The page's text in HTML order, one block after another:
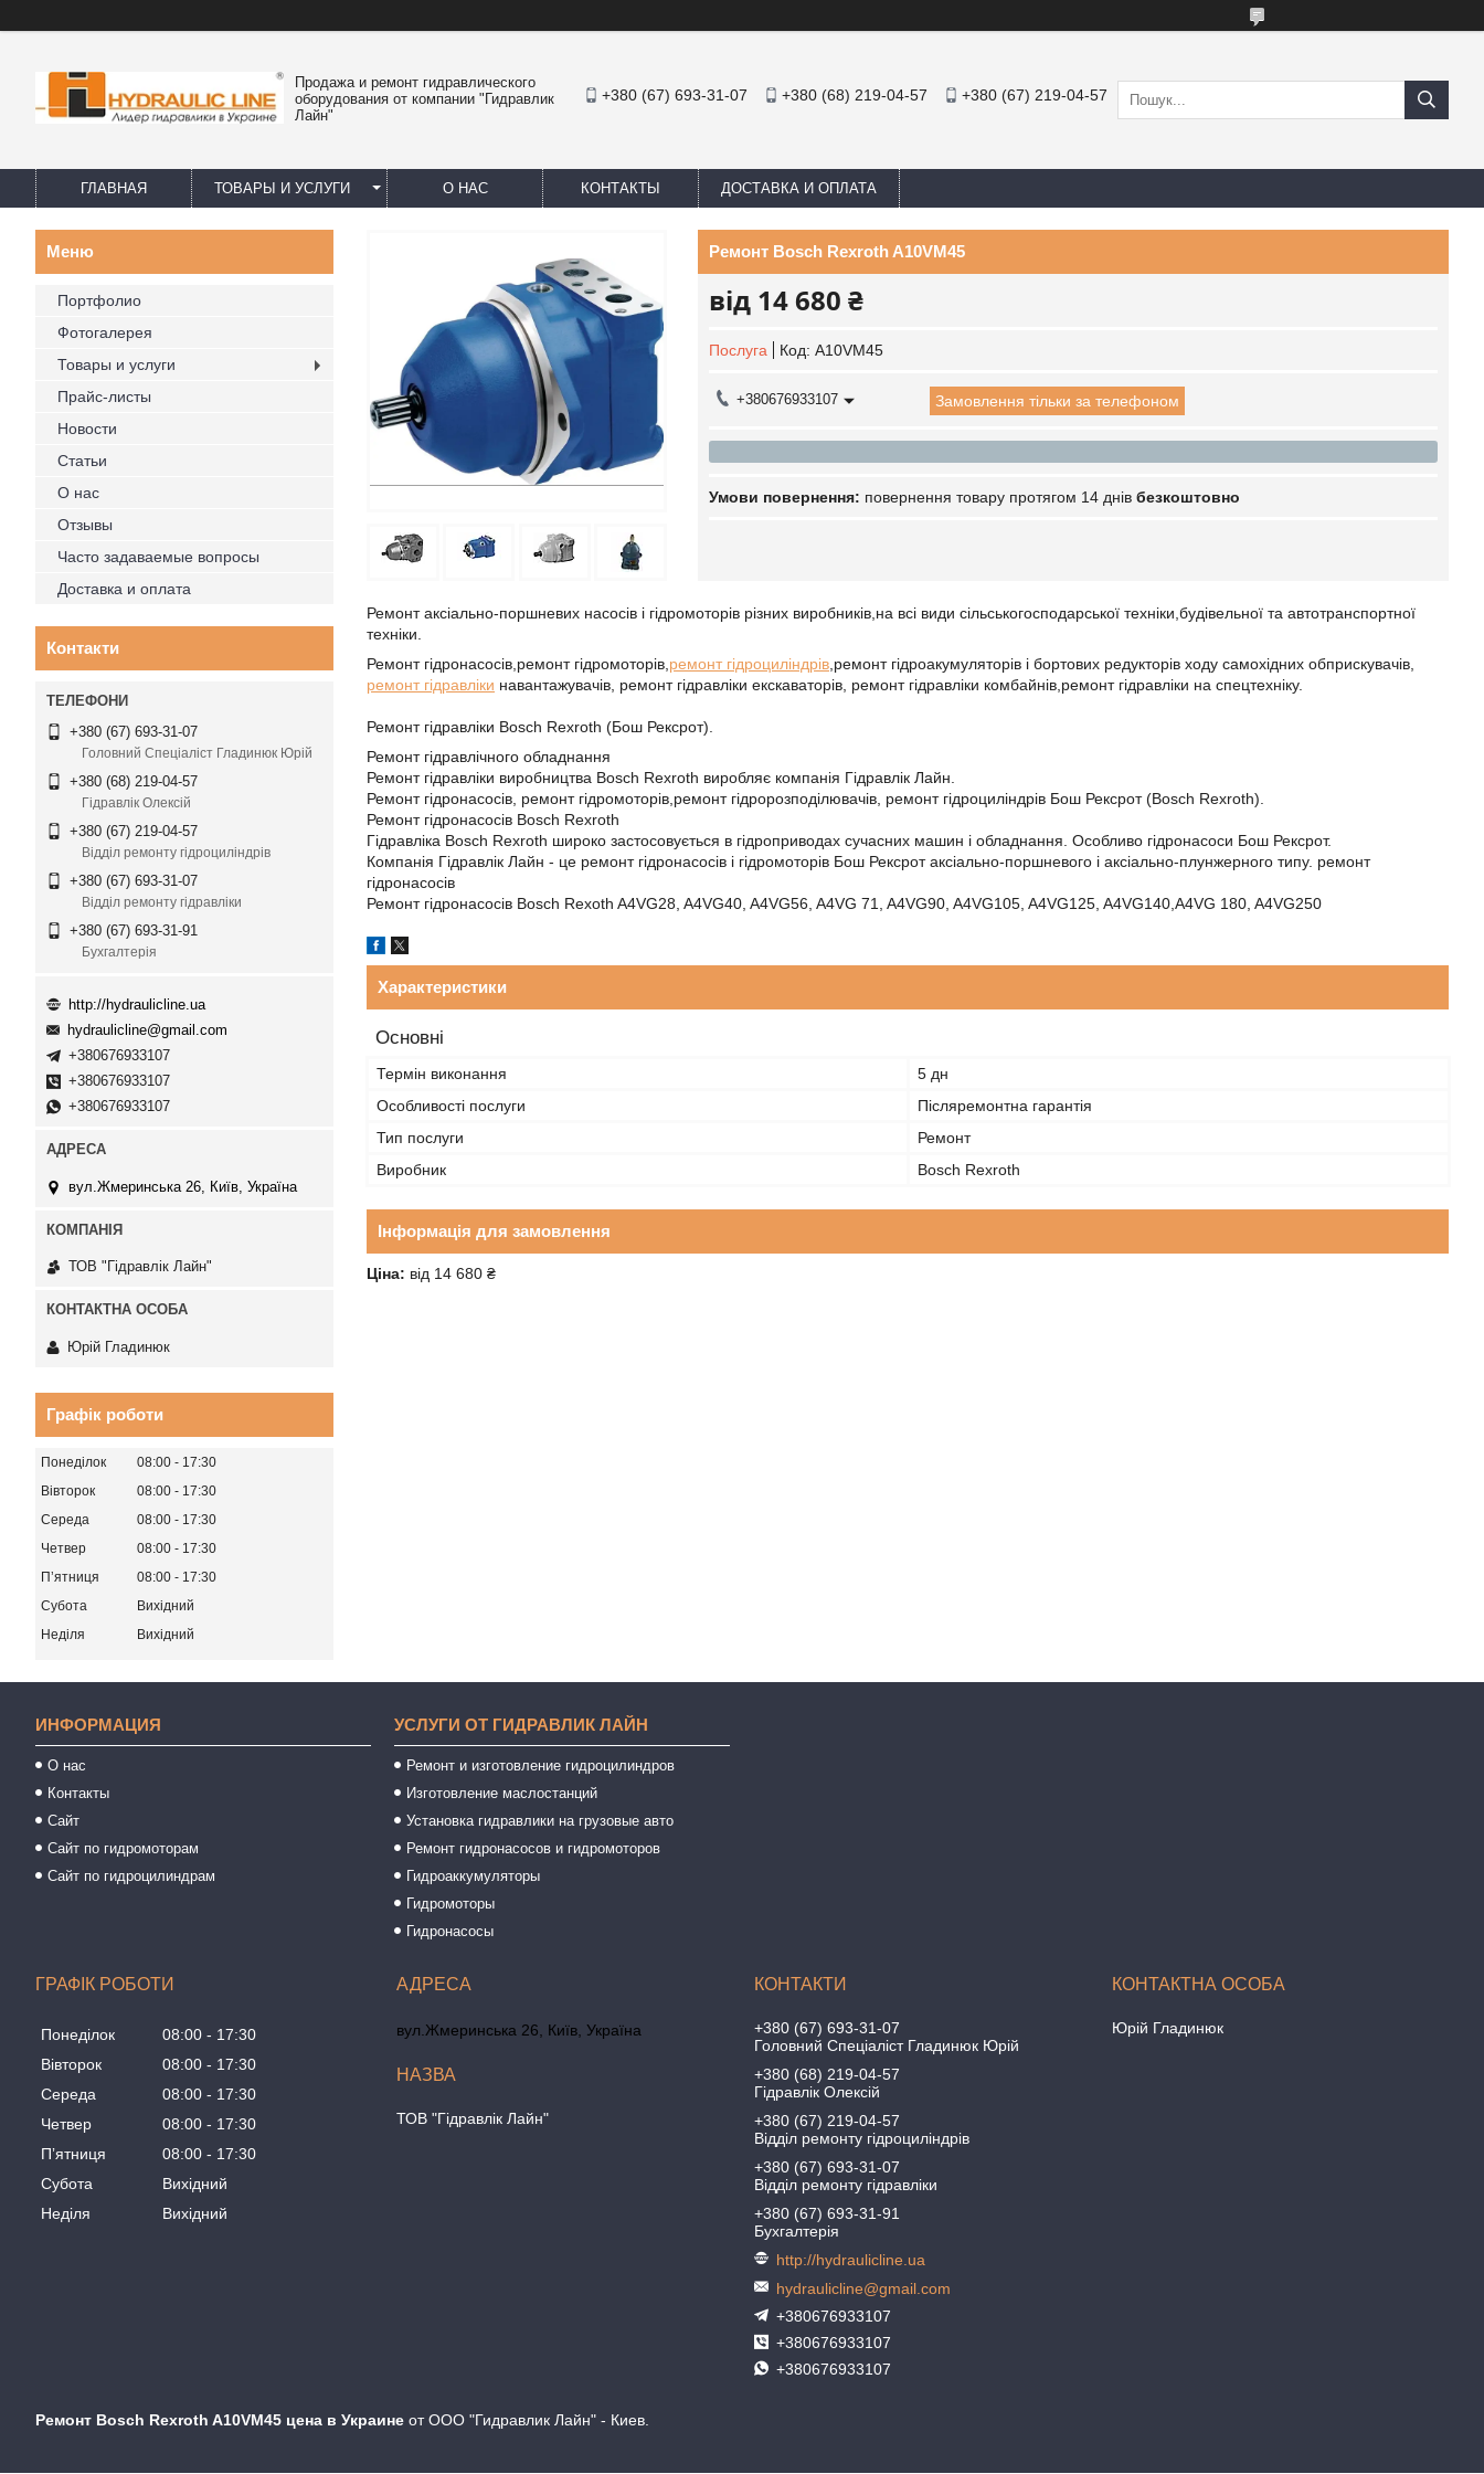
Продажа и ремонт гидравлического
оборудования от компании "Гидравлик
Лайн"
+380 (67) 693-31-07 +380 (68) 219-04-57 +380 (67) 219-04-57
ГЛАВНАЯ ТОВАРЫ И УСЛУГИ О НАС КОНТАКТЫ ДОСТАВКА И ОПЛАТА
Ремонт Bosch Rexroth A10VM45
від 14 680 ₴
Послуга Код: A10VM45
+380676933107 Замовлення тільки за телефоном
повернення товару протягом 14 днів безкоштовно
Ремонт аксіально-поршневих насосів і гідромоторів різних виробників,на всі види сільськогосподарської техніки,будівельної та автотранспортної
техніки.
Ремонт гідронасосів,ремонт гідромоторів, ремонт гідроциліндрів ,ремонт гідроакумуляторів і бортових редукторів ходу самохідних обприскувачів,
ремонт гідравліки навантажувачів, ремонт гідравліки екскаваторів, ремонт гідравліки комбайнів,ремонт гідравліки на спецтехніку.
Ремонт гідравліки Bosch Rexroth (Бош Рексрот).
Ремонт гідравлічного обладнання
Ремонт гідравліки виробництва Bosch Rexroth виробляє компанія Гідравлік Лайн.
Ремонт гідронасосів, ремонт гідромоторів,ремонт гідророзподілювачів, ремонт гідроциліндрів Бош Рексрот (Bosch Rexroth).
Ремонт гідронасосів Bosch Rexroth
Гідравліка Bosch Rexroth широко застосовується в гідроприводах сучасних машин і обладнання. Особливо гідронасоси Бош Рексрот.
Компанія Гідравлік Лайн - це ремонт гідронасосів і гідромоторів Бош Рексрот аксіально-поршневого і аксіально-плунжерного типу. ремонт
гідронасосів
Ремонт гідронасосів Bosch Rexoth A4VG28, A4VG40, A4VG56, A4VG 71, A4VG90, A4VG105, A4VG125, A4VG140,A4VG 180, A4VG250
Характеристики
Основні
Термін виконання
5 дн
Особливості послуги
Післяремонтна гарантія
Тип послуги
Ремонт
Виробник
Bosch Rexroth
Інформація для замовлення
Ціна: від 14 680 ₴
Портфолио
Фотогалерея
Товары и услуги
Прайс-листы
Новости
Статьи
О нас
Отзывы
Часто задаваемые вопросы
Доставка и оплата
Контакти
+380 (67) 693-31-07
Головний Спеціаліст Гладинюк Юрій
+380 (68) 219-04-57
Гідравлік Олексій
+380 (67) 219-04-57
Відділ ремонту гідроциліндрів
+380 (67) 693-31-07
Відділ ремонту гідравліки
+380 (67) 693-31-91
Бухгалтерія
http://hydraulicline.ua
hydraulicline@gmail.com
+380676933107
+380676933107
+380676933107
вул.Жмеринська 26, Київ, Україна
ТОВ "Гідравлік Лайн"
Юрій Гладинюк
Графік роботи
Понеділок 08:00
17:30
Вівторок
08:00
17:30
Середа
08:00
17:30
Четвер
08:00
17:30
Пʼятниця
08:00
17:30
Субота
Вихідний
Неділя
Вихідний
ИНФОРМАЦИЯ
О нас
Контакты
Сайт
Сайт по гидромоторам
Сайт по гидроцилиндрам
УСЛУГИ ОТ ГИДРАВЛИК ЛАЙН
Ремонт и изготовление гидроцилиндров
Изготовление маслостанций
Установка гидравлики на грузовые авто
Ремонт гидронасосов и гидромоторов
Гидроаккумуляторы
Гидромоторы
Гидронасосы
ГРАФІК РОБОТИ
Понеділок 08:00
17:30
Вівторок
08:00
17:30
Середа
08:00
17:30
Четвер
08:00
17:30
Пʼятниця
08:00
17:30
Субота
Вихідний
Неділя
Вихідний
вул.Жмеринська 26, Київ, Україна
ТОВ "Гідравлік Лайн"
+380 (67) 693-31-07
Головний Спеціаліст Гладинюк Юрій
+380 (68) 219-04-57
Гідравлік Олексій
+380 (67) 219-04-57
Відділ ремонту гідроциліндрів
+380 (67) 693-31-07
Відділ ремонту гідравліки
+380 (67) 693-31-91
Бухгалтерія
http://hydraulicline.ua
hydraulicline@gmail.com
+380676933107
+380676933107
+380676933107
Юрій Гладинюк
Ремонт Bosch Rexroth A10VM45 цена в Украине от ООО "Гидравлик Лайн" - Киев.